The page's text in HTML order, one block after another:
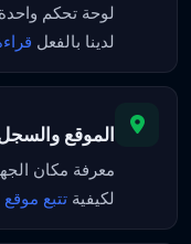
لوحة تحكم
لدينا بالفعل
الموقع
معرفة مكان
لكيفية تتبع